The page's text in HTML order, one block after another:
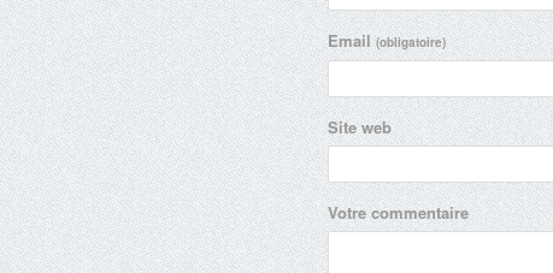
Email(obligatoire)
Site web
Votre commentaire